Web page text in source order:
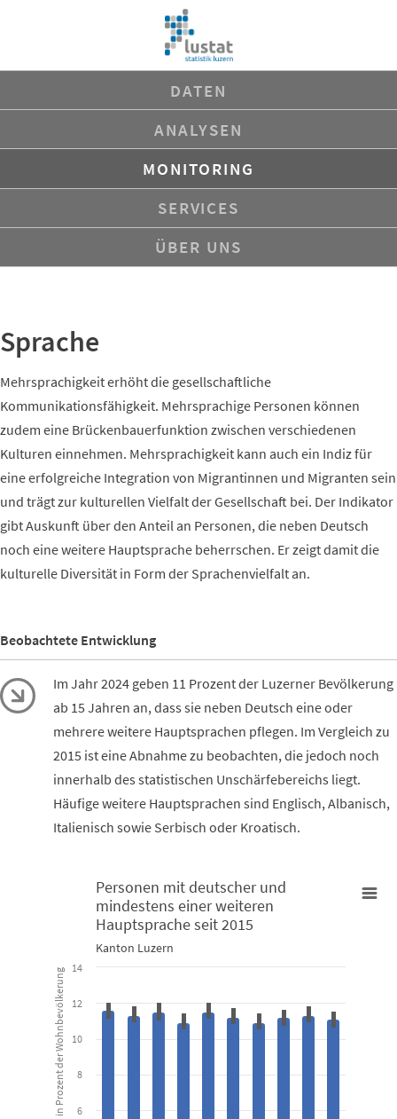
DATEN
ANALYSEN
MONITORING
SERVICES
ÜBER UNS
Sprache
Mehrsprachigkeit erhöht die gesellschaftliche
Kommunikationsfähigkeit. Mehrsprachige Personen können
zudem eine Brückenbauerfunktion zwischen verschiedenen
Kulturen einnehmen. Mehrsprachigkeit kann auch ein Indiz für
eine erfolgreiche Integration von Migrantinnen und Migranten sein
und trägt zur kulturellen Vielfalt der Gesellschaft bei. Der Indikator
gibt Auskunft über den Anteil an Personen, die neben Deutsch
noch eine weitere Hauptsprache beherrschen. Er zeigt damit die
kulturelle Diversität in Form der Sprachenvielfalt an.
Beobachtete Entwicklung
Im Jahr 2024 geben 11 Prozent der Luzerner Bevölkerung
ab 15 Jahren an, dass sie neben Deutsch eine oder
mehrere weitere Hauptsprachen pflegen. Im Vergleich zu
2015 ist eine Abnahme zu beobachten, die jedoch noch
innerhalb des statistischen Unschärfebereichs liegt.
Häufige weitere Hauptsprachen sind Englisch, Albanisch,
Italienisch sowie Serbisch oder Kroatisch.
Personen mit deutscher und mindestens einer weiteren
Combination chart with 2 data series.
Kanton Luzern
View as data table, Personen mit deutscher und
The chart has 1 X axis displaying categories.
The chart has 1 Y axis displaying in Prozent der
in Prozent der Wohnbevölkerung
Personen mit deutscher und
mindestens einer weiteren
Hauptsprache seit 2015
Kanton Luzern
6
8
10
12
14